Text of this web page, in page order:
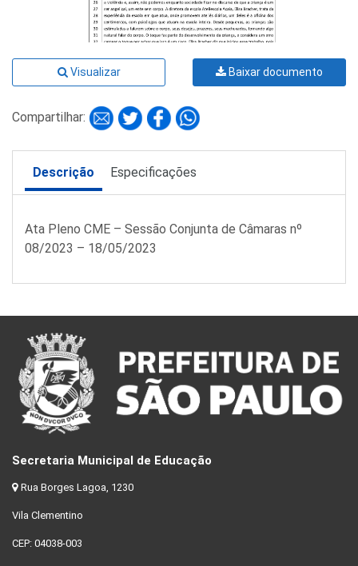
Visualizar Baixar documento
Compartilhar:
Descrição Especificações
Ata Pleno CME – Sessão Conjunta de Câmaras nº
08/2023 – 18/05/2023
Secretaria Municipal de Educação
Rua Borges Lagoa, 1230
Vila Clementino
CEP: 04038-003